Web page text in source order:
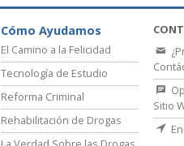
Cómo Ayudamos
El Camino a la Felicidad
Tecnología de Estudio
Reforma Criminal
Rehabilitación de Drogas
Sitio